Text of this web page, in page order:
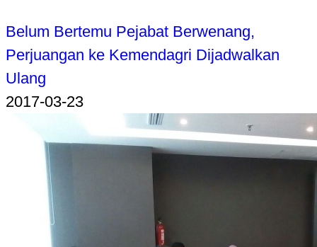
Belum Bertemu Pejabat Berwenang,
Perjuangan ke Kemendagri Dijadwalkan
Ulang
2017-03-23